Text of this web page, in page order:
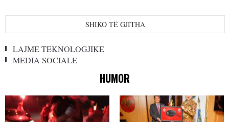
SHIKO TË GJITHA
LAJME TEKNOLOGJIKE
MEDIA SOCIALE
HUMOR